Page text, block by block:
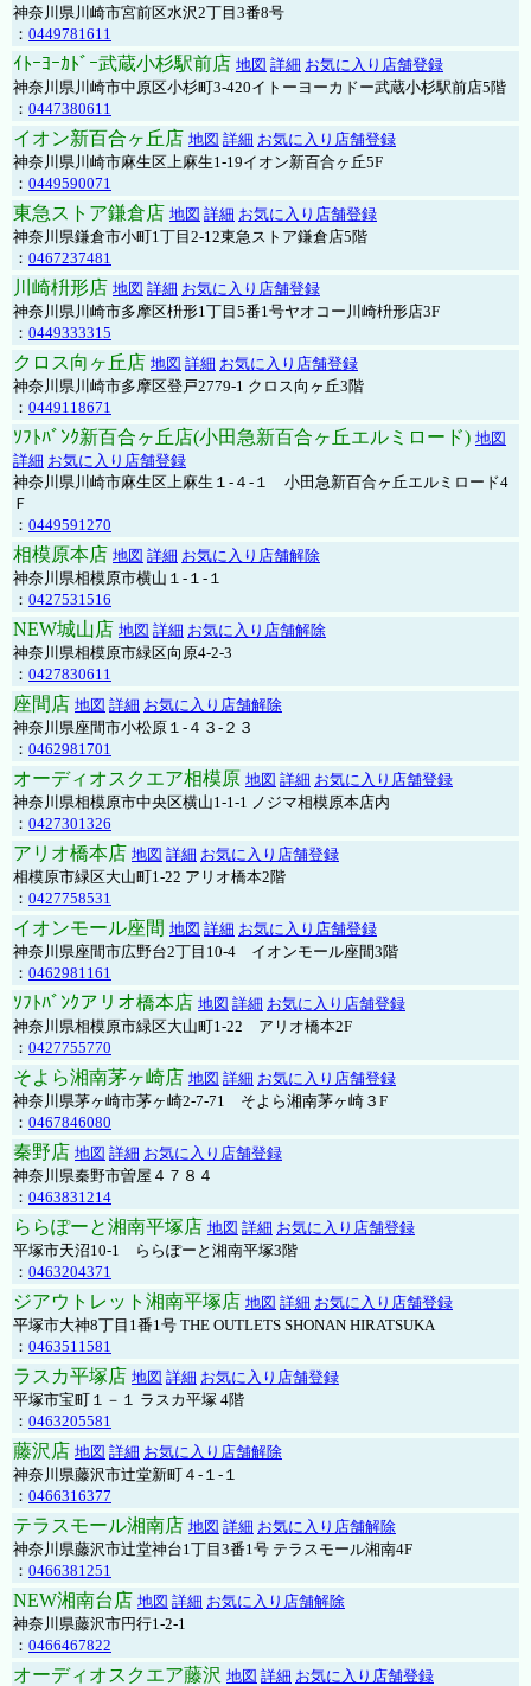
神奈川県川崎市宮前区水沢2丁目3番8号
： 0449781611
ｲﾄｰﾖｰｶﾄﾞｰ武蔵小杉駅前店 地図 詳細 お気に入り店舗登録
神奈川県川崎市中原区小杉町3-420イトーヨーカドー武蔵小杉駅前店5階
： 0447380611
イオン新百合ヶ丘店 地図 詳細 お気に入り店舗登録
神奈川県川崎市麻生区上麻生1-19イオン新百合ヶ丘5F
： 0449590071
東急ストア鎌倉店 地図 詳細 お気に入り店舗登録
神奈川県鎌倉市小町1丁目2-12東急ストア鎌倉店5階
： 0467237481
川崎枡形店 地図 詳細 お気に入り店舗登録
神奈川県川崎市多摩区枡形1丁目5番1号ヤオコー川崎枡形店3F
： 0449333315
クロス向ヶ丘店 地図 詳細 お気に入り店舗登録
神奈川県川崎市多摩区登戸2779-1 クロス向ヶ丘3階
： 0449118671
ｿﾌﾄﾊﾞﾝｸ新百合ヶ丘店(小田急新百合ヶ丘エルミロード) 地図
詳細 お気に入り店舗登録
神奈川県川崎市麻生区上麻生１-４-１ 小田急新百合ヶ丘エルミロード4
Ｆ
： 0449591270
相模原本店 地図 詳細 お気に入り店舗解除
神奈川県相模原市横山１-１-１
： 0427531516
NEW城山店 地図 詳細 お気に入り店舗解除
神奈川県相模原市緑区向原4-2-3
： 0427830611
座間店 地図 詳細 お気に入り店舗解除
神奈川県座間市小松原１-４３-２３
： 0462981701
オーディオスクエア相模原 地図 詳細 お気に入り店舗登録
神奈川県相模原市中央区横山1-1-1 ノジマ相模原本店内
： 0427301326
アリオ橋本店 地図 詳細 お気に入り店舗登録
相模原市緑区大山町1-22 アリオ橋本2階
： 0427758531
イオンモール座間 地図 詳細 お気に入り店舗登録
神奈川県座間市広野台2丁目10-4 イオンモール座間3階
： 0462981161
ｿﾌﾄﾊﾞﾝｸアリオ橋本店 地図 詳細 お気に入り店舗登録
神奈川県相模原市緑区大山町1-22 アリオ橋本2F
： 0427755770
そよら湘南茅ヶ崎店 地図 詳細 お気に入り店舗登録
神奈川県茅ヶ崎市茅ヶ崎2‐7‐71 そよら湘南茅ヶ崎３F
： 0467846080
秦野店 地図 詳細 お気に入り店舗登録
神奈川県秦野市曽屋４７８４
： 0463831214
ららぽーと湘南平塚店 地図 詳細 お気に入り店舗登録
平塚市天沼10-1 ららぽーと湘南平塚3階
： 0463204371
ジアウトレット湘南平塚店 地図 詳細 お気に入り店舗登録
平塚市大神8丁目1番1号 THE OUTLETS SHONAN HIRATSUKA
： 0463511581
ラスカ平塚店 地図 詳細 お気に入り店舗登録
平塚市宝町１－１ ラスカ平塚 4階
： 0463205581
藤沢店 地図 詳細 お気に入り店舗解除
神奈川県藤沢市辻堂新町４-１-１
： 0466316377
テラスモール湘南店 地図 詳細 お気に入り店舗解除
神奈川県藤沢市辻堂神台1丁目3番1号 テラスモール湘南4F
： 0466381251
NEW湘南台店 地図 詳細 お気に入り店舗解除
神奈川県藤沢市円行1-2-1
： 0466467822
オーディオスクエア藤沢 地図 詳細 お気に入り店舗登録